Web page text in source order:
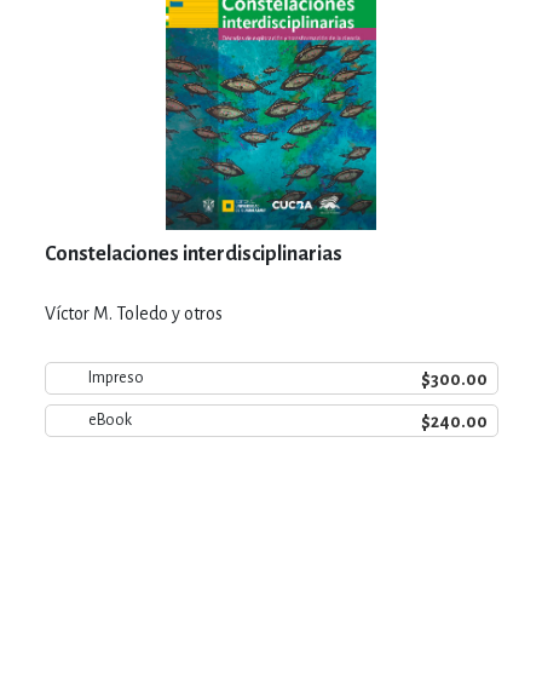
Constelaciones interdisciplinarias
Víctor M. Toledo y otros
Impreso $300.00
eBook $240.00